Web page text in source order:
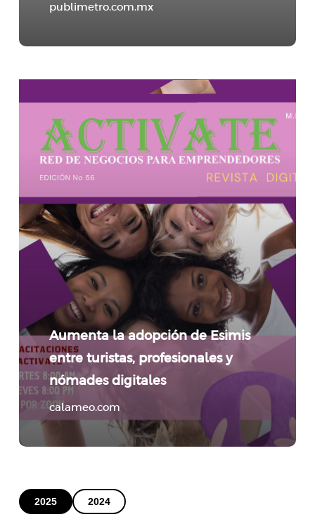
publimetro.com.mx
Aumenta la adopción de Esimis
entre turistas, profesionales y
nómades digitales
calameo.com
2025 2024